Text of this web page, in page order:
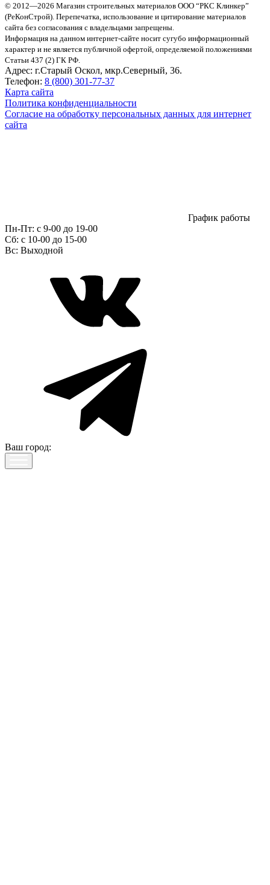
© 2012—2026 Магазин строительных материалов ООО “РКС Клинкер”
(РеКонСтрой). Перепечатка, использование и цитирование материалов
сайта без согласования с владельцами запрещены.
Информация на данном интернет-сайте носит сугубо информационный
характер и не является публичной офертой, определяемой положениями
Статьи 437 (2) ГК РФ.
Адрес: г.Старый Оскол, мкр.Северный, 36.
Телефон: 8 (800) 301-77-37
Карта сайта
Политика конфиденциальности
Согласие на обработку персональных данных для интернет
сайта
График работы
Пн-Пт: с 9-00 до 19-00
Сб: c 10-00 до 15-00
Вс: Выходной
Ваш город: